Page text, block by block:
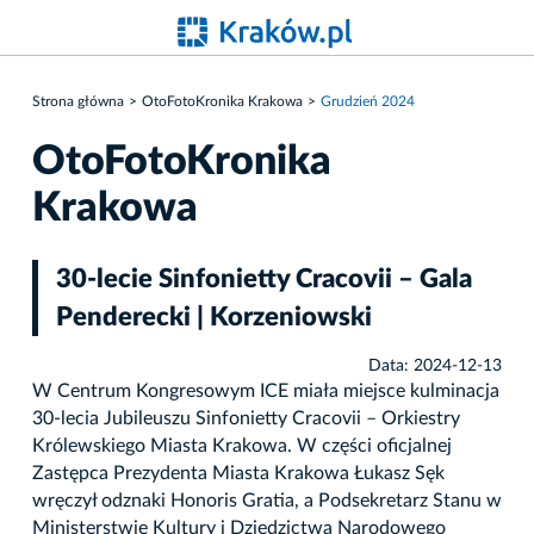
Strona główna OtoFotoKronika Krakowa Grudzień 2024
OtoFotoKronika
Krakowa
30-lecie Sinfonietty Cracovii – Gala
Penderecki | Korzeniowski
Data: 2024-12-13
W Centrum Kongresowym ICE miała miejsce kulminacja
30-lecia Jubileuszu Sinfonietty Cracovii – Orkiestry
Królewskiego Miasta Krakowa. W części oficjalnej
Zastępca Prezydenta Miasta Krakowa Łukasz Sęk
wręczył odznaki Honoris Gratia, a Podsekretarz Stanu w
Ministerstwie Kultury i Dziedzictwa Narodowego